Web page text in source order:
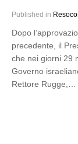
Published in
Dopo
precedente, il
che nei giorni 29
Governo
Rettore Rugge,…